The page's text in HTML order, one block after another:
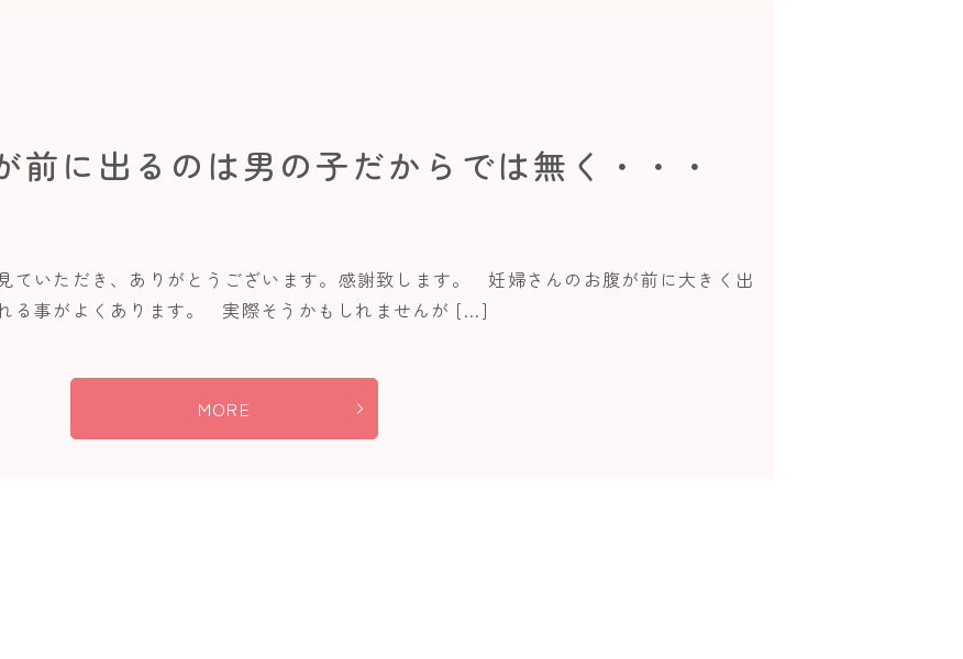
前に出るのは男の子だからでは無く・・・
ていただき、ありがとうございます。感謝致します。 妊婦さんのお腹が前に大きく出
る事がよくあります。 実際そうかもしれませんが […]
MORE